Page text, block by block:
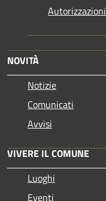
Autorizzazioni
NOVITÀ
Notizie
Comunicati
Avvisi
VIVERE IL COMUNE
Luoghi
Eventi